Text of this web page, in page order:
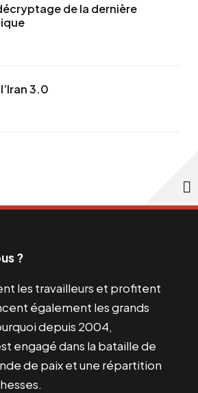
de la dernière
3.0
?
les travailleurs et profitent
également les grands
depuis 2004,
engagé dans la bataille de
de paix et une répartition